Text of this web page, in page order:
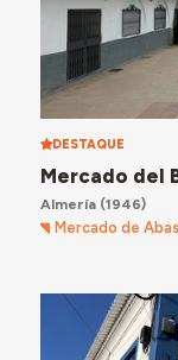
DESTAQUE
Mercado del
Almería(1946)
Mercado de